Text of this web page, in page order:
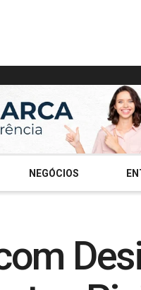
NEGÓCIOS